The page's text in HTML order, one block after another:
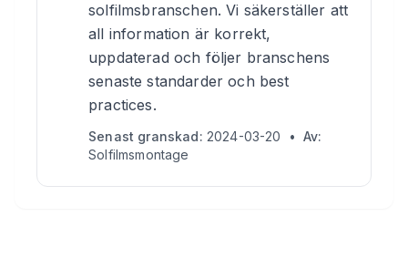
solfilmsbranschen. Vi säkerställer att
all information är korrekt,
uppdaterad och följer branschens
senaste standarder och best
practices.
Senast granskad: 2024-03-20 • Av:
Solfilmsmontage